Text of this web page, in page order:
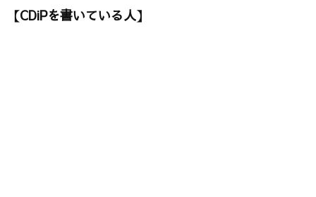
【CDiPを書いている人】